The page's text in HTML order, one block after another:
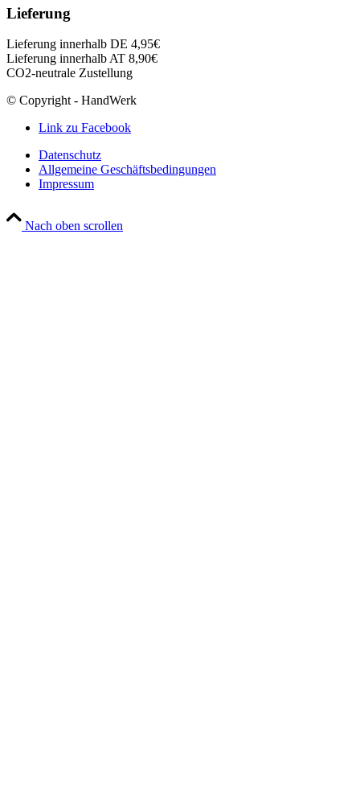
Lieferung
Lieferung innerhalb DE 4,95€
Lieferung innerhalb AT 8,90€
CO2-neutrale Zustellung
© Copyright - HandWerk
Link zu Facebook
Datenschutz
Allgemeine Geschäftsbedingungen
Impressum
Nach oben scrollen